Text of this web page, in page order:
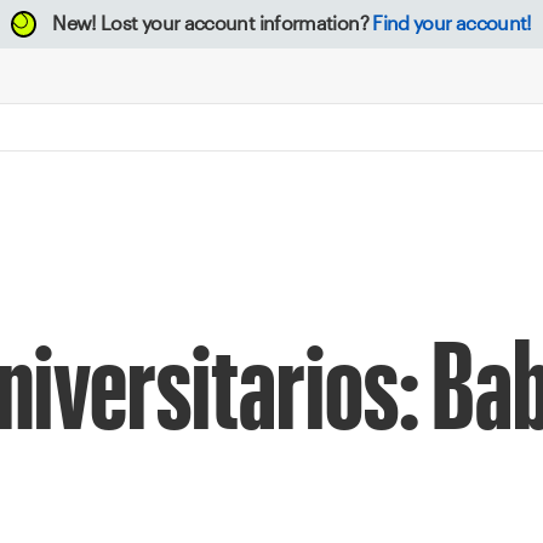
New! Lost your account information? Find your account!